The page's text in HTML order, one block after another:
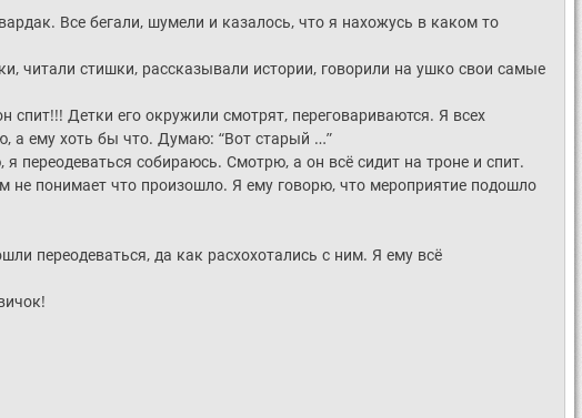
Все бегали, шумели и казалось, что я нахожусь в каком то
читали стишки, рассказывали истории, говорили на ушко свои самые
Детки его окружили смотрят, переговариваются. Я всех
а ему хоть бы что. Думаю: “Вот старый …”
собираюсь. Смотрю, а он всё сидит на троне и спит.
понимает что произошло. Я ему говорю, что мероприятие подошло
переодеваться, да как расхохотались с ним. Я ему всё